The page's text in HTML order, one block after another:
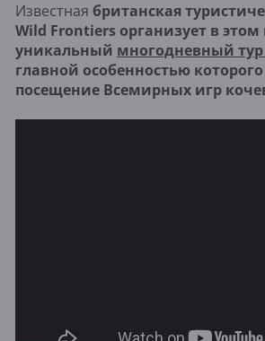
Известная британская
Wild Frontiers организует в этом
уникальный многодневный тур
главной особенностью которого
посещение Всемирных игр